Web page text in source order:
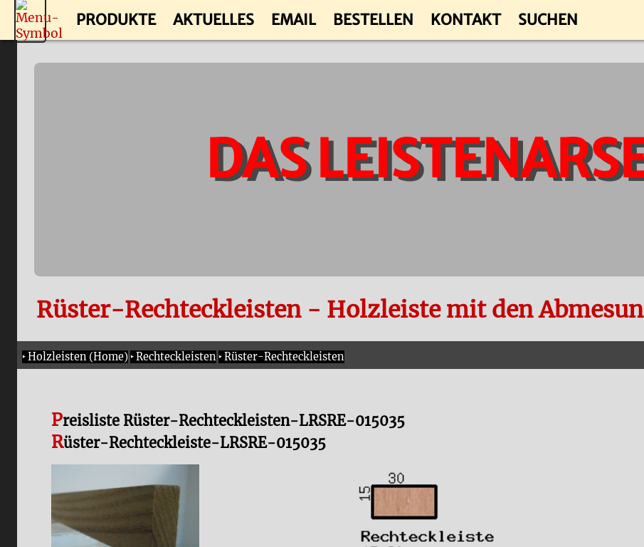
PRODUKTE AKTUELLES EMAIL BESTELLEN KONTAKT SUCHEN
DAS
Rüster-Rechteckleisten - Holzleiste mit den
‣Holzleisten (Home) ‣Rechteckleisten ‣Rüster-Rechteckleisten
Preisliste Rüster-Rechteckleisten-LRSRE-015035
Rüster-Rechteckleiste-LRSRE-015035